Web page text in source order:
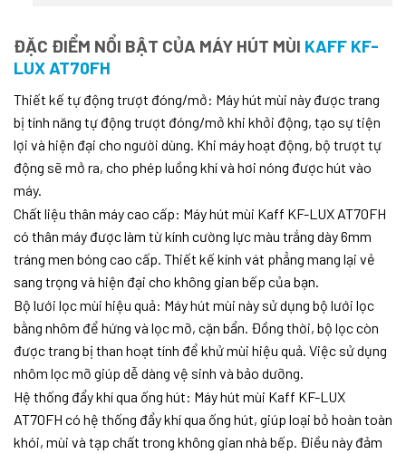
ĐẶC ĐIỂM NỔI BẬT CỦA MÁY HÚT MÙI KAFF KF-
LUX AT70FH
Thiết kế tự động trượt đóng/mở: Máy hút mùi này được trang
bị tính năng tự động trượt đóng/mở khi khởi động, tạo sự tiện
lợi và hiện đại cho người dùng. Khi máy hoạt động, bộ trượt tự
động sẽ mở ra, cho phép luồng khí và hơi nóng được hút vào
máy.
Chất liệu thân máy cao cấp: Máy hút mùi Kaff KF-LUX AT70FH
có thân máy được làm từ kính cường lực màu trắng dày 6mm
tráng men bóng cao cấp. Thiết kế kính vát phẳng mang lại vẻ
sang trọng và hiện đại cho không gian bếp của bạn.
Bộ lưới lọc mùi hiệu quả: Máy hút mùi này sử dụng bộ lưới lọc
bằng nhôm để hứng và lọc mỡ, cặn bẩn. Đồng thời, bộ lọc còn
được trang bị than hoạt tính để khử mùi hiệu quả. Việc sử dụng
nhôm lọc mỡ giúp dễ dàng vệ sinh và bảo dưỡng.
Hệ thống đẩy khí qua ống hút: Máy hút mùi Kaff KF-LUX
AT70FH có hệ thống đẩy khí qua ống hút, giúp loại bỏ hoàn toàn
khói, mùi và tạp chất trong không gian nhà bếp. Điều này đảm